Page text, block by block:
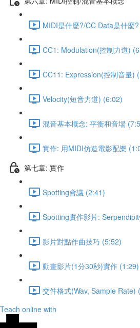
MIDI是什麼?/CC Data是什麼
CC1: Modulation(控制力道)
CC11: Expression(控制音量)
Velocity(短音力道) (6:02)
混音基本概念: 平衡和音場
實作: 用MIDI仿造電影配樂
第七章: 實作
Spotting會議 (2:41)
Spotting實作影片:
影片對點作曲技巧 (5:52)
動畫影片(1分30秒)實作 (1:29)
交件格式(Wav, Sample Rate)
Teach online with